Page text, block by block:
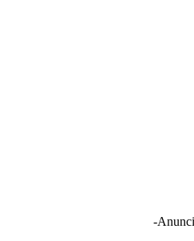
-